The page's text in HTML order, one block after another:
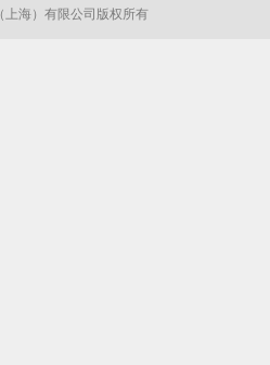
上海）有限公司版权所有